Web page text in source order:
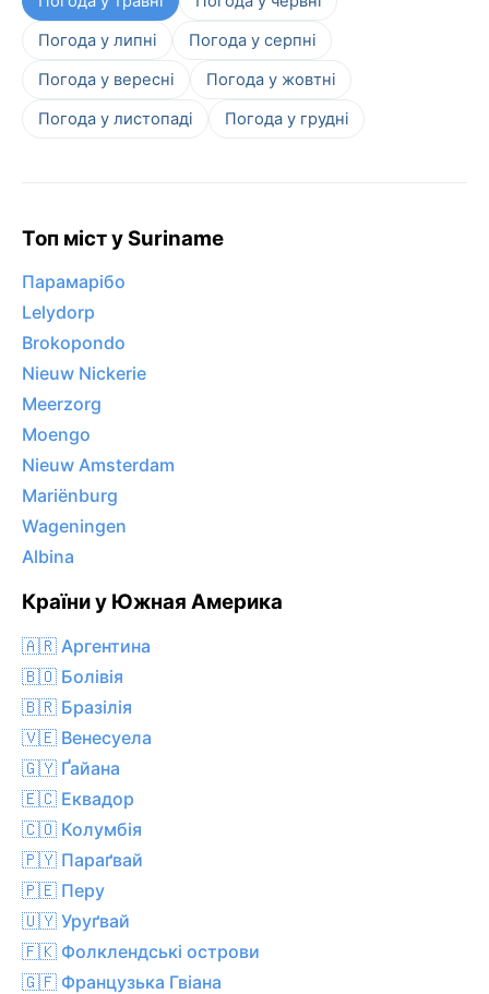
Погода у липні
Погода у серпні
Погода у вересні
Погода у жовтні
Погода у листопаді
Погода у грудні
Топ міст у Suriname
Парамарібо
Lelydorp
Brokopondo
Nieuw Nickerie
Meerzorg
Moengo
Nieuw Amsterdam
Mariënburg
Wageningen
Albina
Країни у Южная Америка
🇦🇷 Аргентина
🇧🇴 Болівія
🇧🇷 Бразілія
🇻🇪 Венесуела
🇬🇾 Ґайана
🇪🇨 Еквадор
🇨🇴 Колумбія
🇵🇾 Параґвай
🇵🇪 Перу
🇺🇾 Уруґвай
🇫🇰 Фолклендські острови
🇬🇫 Французька Гвіана